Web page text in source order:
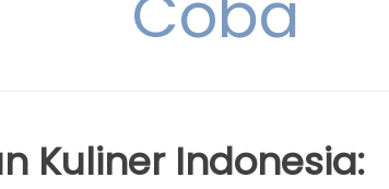
Kuliner Indonesia: